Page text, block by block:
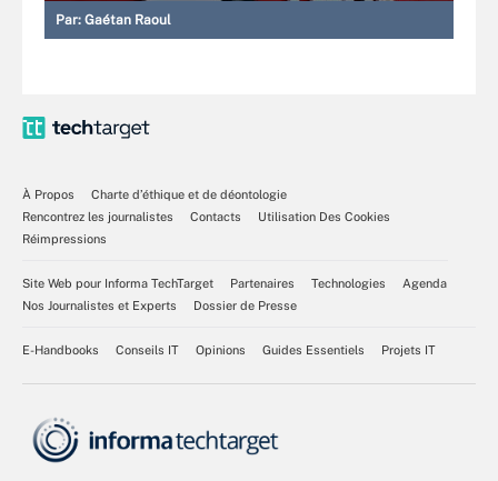
Par: Gaétan Raoul
À Propos
Charte d’éthique et de déontologie
Rencontrez les journalistes
Contacts
Utilisation Des Cookies
Réimpressions
Site Web pour Informa TechTarget Partenaires Technologies
Agenda
Nos Journalistes et Experts
Dossier de Presse
E-Handbooks Conseils IT Opinions Guides Essentiels Projets IT